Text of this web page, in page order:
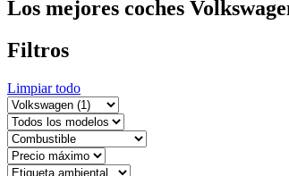
Los mejores coches
Filtros
Limpiar todo